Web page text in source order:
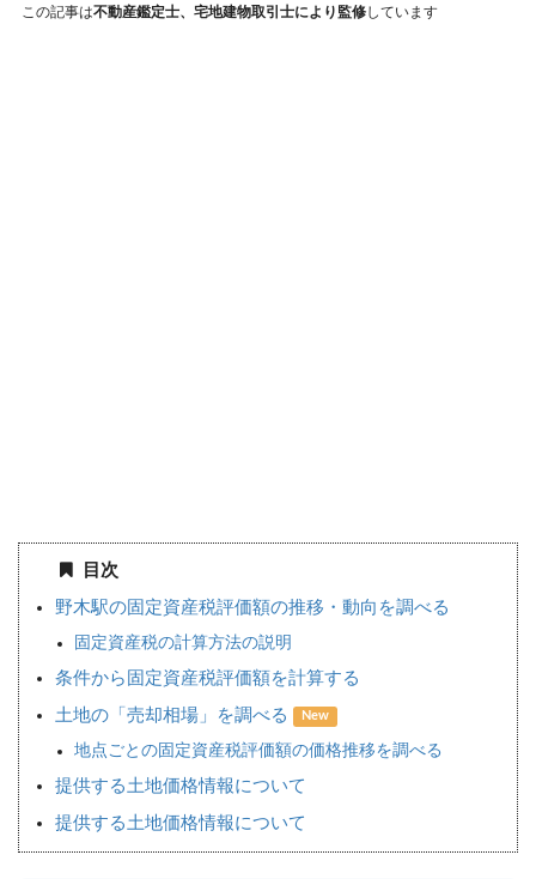
この記事は不動産鑑定士、宅地建物取引士により監修しています
目次
野木駅の固定資産税評価額の推移・動向を調べる
固定資産税の計算方法の説明
条件から固定資産税評価額を計算する
土地の「売却相場」を調べる New
地点ごとの固定資産税評価額の価格推移を調べる
提供する土地価格情報について
提供する土地価格情報について